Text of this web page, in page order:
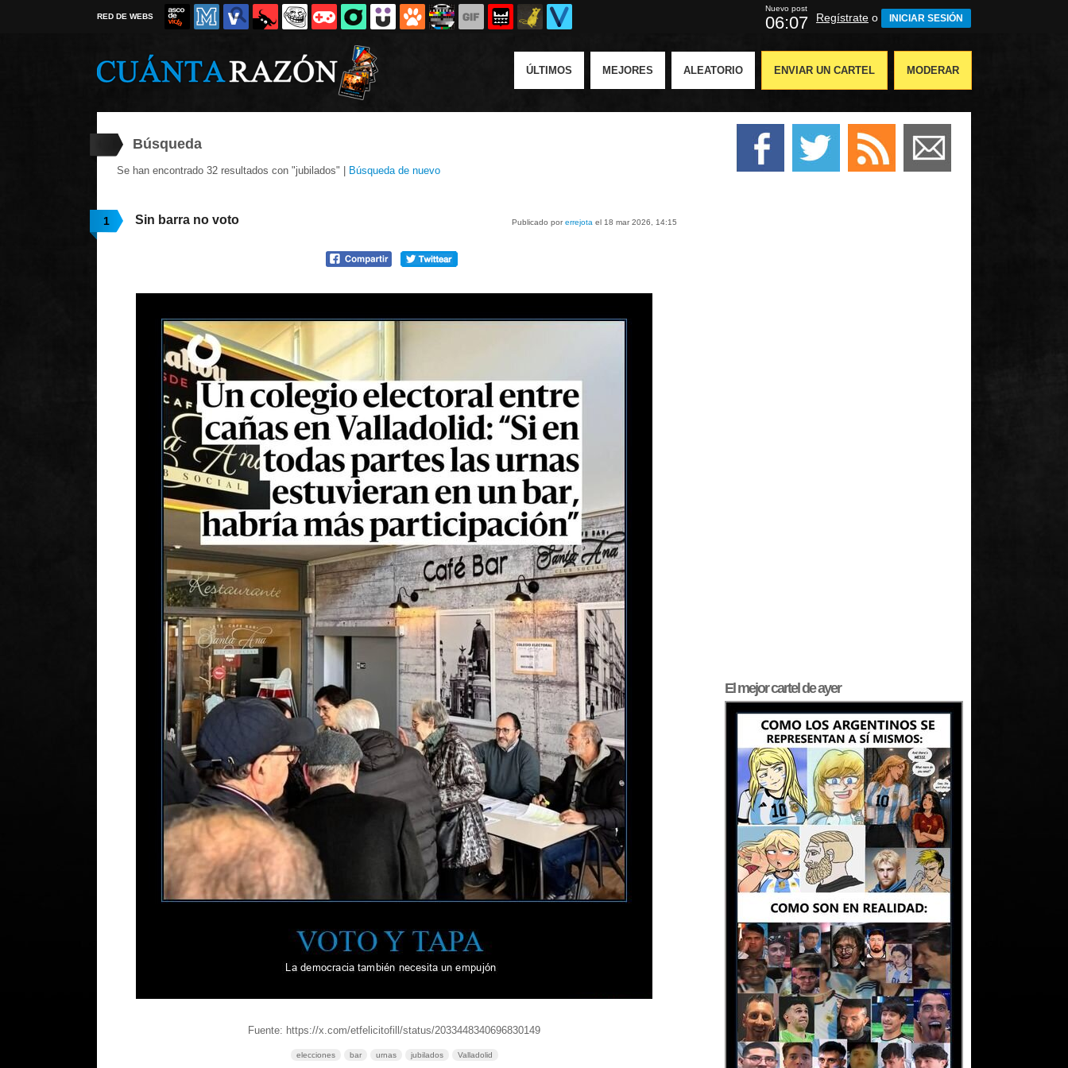
RED DE WEBS
Nuevo post
06:05 Regístrate o INICIAR SESIÓN
ÚLTIMOS MEJORES ALEATORIO ENVIAR UN CARTEL MODERAR
Búsqueda
Se han encontrado 32 resultados con "jubilados" | Búsqueda de nuevo
1 Publicado porerrejota el 18 mar 2026, 14:15
Sin barra no voto
Fuente: https://x.com/etfelicitofill/status/2033448340696830149
elecciones bar urnas jubilados Valladolid
El mejorcartel de ayer